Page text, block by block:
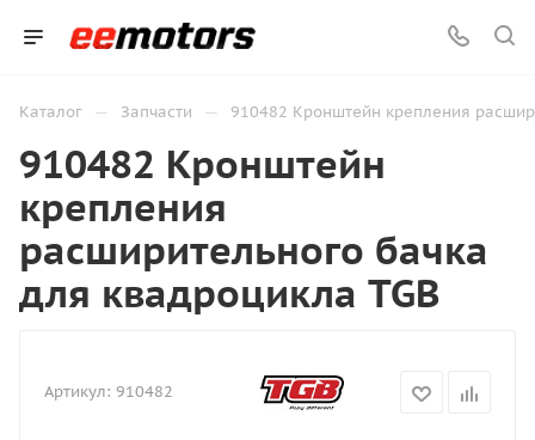
Каталог — Запчасти — 910482 Кронштейн крепления
910482 Кронштейн
крепления
расширительного бачка
для квадроцикла TGB
Артикул: 910482